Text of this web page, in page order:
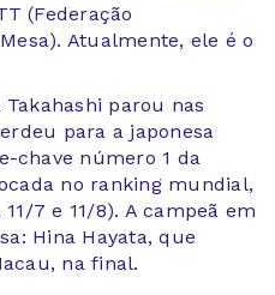
(Federação
Atualmente, ele é o
parou nas
para a japonesa
chave número 1 da
no ranking mundial,
11/7 e 11/8). A campeã em
Hina Hayata, que
na final.